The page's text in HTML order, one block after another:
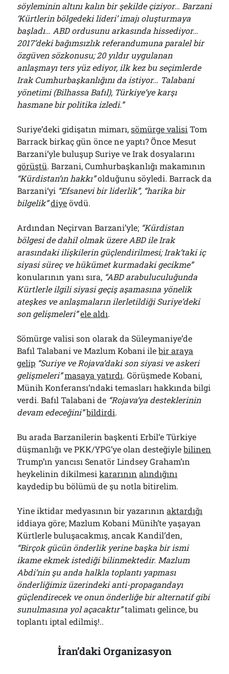
söyleminin altını kalın bir şekilde çiziyor… Barzani
‘Kürtlerin bölgedeki lideri’ imajı oluşturmaya
başladı… ABD ordusunu arkasında hissediyor…
2017’deki bağımsızlık referandumuna paralel bir
özgüven sözkonusu; 20 yıldır uygulanan
anlaşmayı ters yüz ediyor, ilk kez bu seçimlerde
Irak Cumhurbaşkanlığını da istiyor… Talabani
yönetimi (Bilhassa Bafıl), Türkiye’ye karşı
hasmane bir politika izledi.”
Suriye’deki gidişatın mimarı,sömürge valisi Tom
Barrack birkaç gün önce ne yaptı? Önce Mesut
Barzani’yle buluşup Suriye ve Irak dosyalarını
görüştü. Barzani, Cumhurbaşkanlığı makamının
“Kürdistan’ın hakkı”olduğunu söyledi. Barrack da
Barzani‘yi “Efsanevi bir liderlik”, “harika bir
bilgelik”diyeövdü.
Ardından Neçirvan Barzani’yle; “Kürdistan
bölgesi de dahil olmak üzere ABD ile Irak
arasındaki ilişkilerin güçlendirilmesi; Irak’taki iç
siyasi süreç ve hükümet kurmadaki gecikme”
konularının yanı sıra, “ABD arabuluculuğunda
Kürtlerle ilgili siyasi geçiş aşamasına yönelik
ateşkes ve anlaşmaların ilerletildiği Suriye’deki
son gelişmeleri”ele aldı.
Sömürge valisi son olarak da Süleymaniye’de
Bafıl Talabani ve Mazlum Kobani ilebir araya
gelip “Suriye ve Rojava’daki son siyasi ve askeri
gelişmeleri”masaya yatırdı. Görüşmede Kobani,
Münih Konferansı’ndaki temasları hakkında bilgi
verdi. Bafıl Talabani de “Rojava’ya desteklerinin
devam edeceğini”bildirdi.
Bu arada Barzanilerin başkenti Erbil’e Türkiye
düşmanlığı ve PKK/YPG’ye olan desteğiylebilinen
Trump’ın yancısı Senatör Lindsey Graham’ın
heykelinin dikilmesikararının alındığını
kaydedip bu bölümü de şu notla bitirelim.
Yine iktidar medyasının bir yazarınınaktardığı
iddiaya göre; Mazlum Kobani Münih’te yaşayan
Kürtlerle buluşacakmış, ancak Kandil’den,
“Birçok gücün önderlik yerine başka bir ismi
ikame ekmek istediği bilinmektedir. Mazlum
Abdi’nin şu anda halkla toplantı yapması
önderliğimiz üzerindeki anti-propagandayı
güçlendirecek ve onun önderliğe bir alternatif gibi
sunulmasına yol açacaktır”talimatı gelince, bu
toplantı iptal edilmiş!..
İran’daki Organizasyon